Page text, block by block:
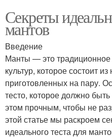
Секреты
мантов
Введение
Манты — это
культур, которое состоит
приготовленных на пару.
тесто, которое должно
этом прочным, чтобы не
этой статье мы раскроем
идеального теста для